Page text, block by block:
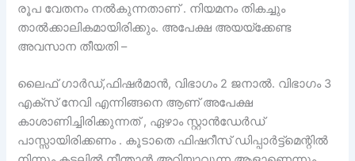
രൂപ വേതനം നൽകുന്നതാണ് . നിയമനം തികച്ചും
താൽക്കാലികമായിരിക്കും. അപേക്ഷ അയയ്ക്കേണ്ട
അവസാന തീയതി –
ലൈഫ് ഗാർഡ്,ഫിഷർമാൻ, വിഭാഗം 2 ജനാൽ. വിഭാഗം 3
എക്സ് നേവി എന്നിങ്ങനെ ആണ് അപേക്ഷ
കാശാണിച്ചിരിക്കുന്നത് , ഏഴാം സ്റ്റാൻഡേർഡ്
പാസ്സായിരിക്കണം . കൂടാതെ ഫിഷറീസ് ഡിപ്പാർട്ട്മെന്റിൽ